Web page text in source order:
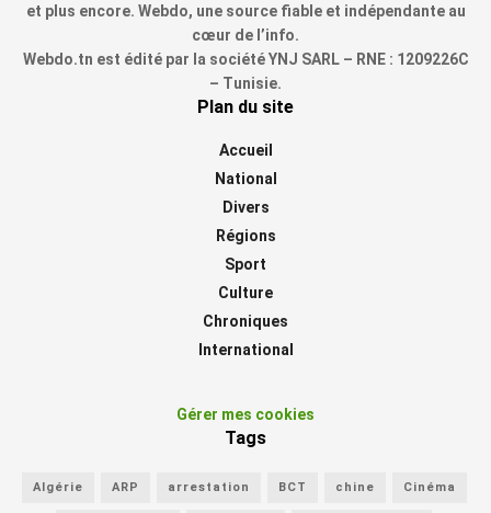
et plus encore. Webdo, une source fiable et indépendante au
cœur de l’info.
Webdo.tn est édité par la société YNJ SARL – RNE : 1209226C
– Tunisie.
Plan du site
Accueil
National
Divers
Régions
Sport
Culture
Chroniques
International
Gérer mes cookies
Tags
Algérie ARP arrestation BCT chine Cinéma